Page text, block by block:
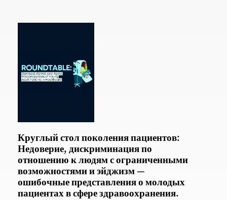
Круглый стол поколения пациентов:
Недоверие, дискриминация по
отношению к людям с ограниченными
возможностями и эйджизм —
ошибочные представления о молодых
пациентах в сфере здравоохранения.